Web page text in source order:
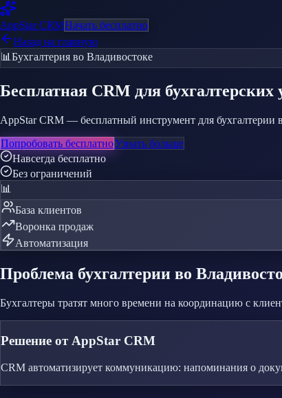
AppStarCRMНачать бесплатно
Назад на главную
📊 Бухгалтерия во Владивостоке
Бесплатная CRM для бухгалтерских
AppStar CRM — бесплатный инструмент для бухгалтерии
Попробовать бесплатноУзнать больше
Навсегда бесплатно
Без ограничений
📊
База клиентов
Воронка продаж
Автоматизация
Проблема бухгалтерии во
Бухгалтеры тратят много времени на координацию с
Решение от AppStar CRM
CRM автоматизирует коммуникацию: напоминания о